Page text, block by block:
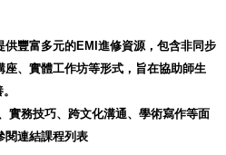
豐富多元的EMI進修資源，包含非同步
、實體工作坊等形式，旨在協助師生
實務技巧、跨文化溝通、學術寫作等面
閱連結課程列表